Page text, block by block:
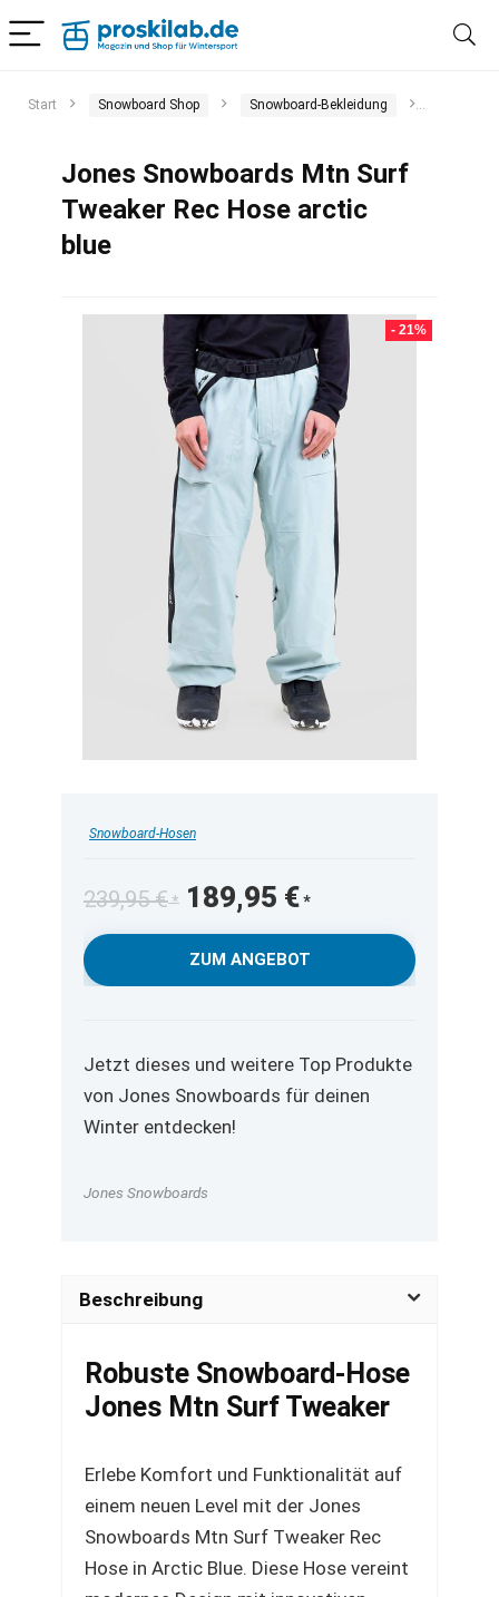
Start Snowboard Shop Snowboard-Bekleidung
Jones Snowboards Mtn Surf
Tweaker Rec Hose arctic
blue
- 21%
Snowboard-Hosen
239,95€
Ursprünglicher
Preis
war:
239,95 €
189,95 € Aktueller
Preis
189,95 €.
ZUM ANGEBOT
Jetzt dieses und weitere Top Produkte
von Jones Snowboards für deinen
Winter entdecken!
Jones Snowboards
Beschreibung
Robuste Snowboard-Hose
Jones Mtn Surf Tweaker
Erlebe Komfort und Funktionalität auf
einem neuen Level mit der Jones
Snowboards Mtn Surf Tweaker Rec
Hose in Arctic Blue. Diese Hose vereint